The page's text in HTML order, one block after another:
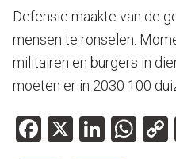
Defensie maakte van de
mensen te ronselen.
militairen en burgers in
moeten er in 2030 100
Facebook
X